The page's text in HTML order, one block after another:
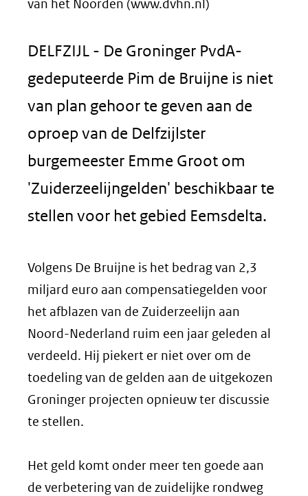
van het Noorden (www.dvhn.nl)
DELFZIJL - De Groninger PvdA-
gedeputeerde Pim de Bruijne is niet
van plan gehoor te geven aan de
oproep van de Delfzijlster
burgemeester Emme Groot om
'Zuiderzeelijngelden' beschikbaar te
stellen voor het gebied Eemsdelta.
Volgens De Bruijne is het bedrag van 2,3
miljard euro aan compensatiegelden voor
het afblazen van de Zuiderzeelijn aan
Noord-Nederland ruim een jaar geleden al
verdeeld. Hij piekert er niet over om de
toedeling van de gelden aan de uitgekozen
Groninger projecten opnieuw ter discussie
te stellen.
Het geld komt onder meer ten goede aan
de verbetering van de zuidelijke rondweg